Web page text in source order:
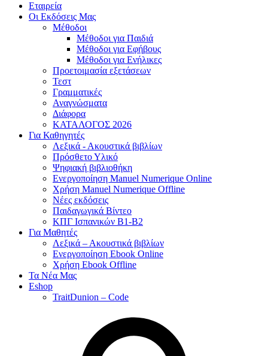
Εταιρεία
Οι Εκδόσεις Μας
Μέθοδοι
Μέθοδοι για Παιδιά
Μέθοδοι για Εφήβους
Μέθοδοι για Ενήλικες
Προετοιμασία εξετάσεων
Τεστ
Γραμματικές
Αναγνώσματα
Διάφορα
ΚΑΤΑΛΟΓΟΣ 2026
Για Καθηγητές
Λεξικά - Ακουστικά βιβλίων
Πρόσθετο Υλικό
Ψηφιακή βιβλιοθήκη
Ενεργοποίηση Manuel Numerique Online
Χρήση Manuel Numerique Offline
Νέες εκδόσεις
Παιδαγωγικά Βίντεο
ΚΠΓ Ισπανικών B1-B2
Για Μαθητές
Λεξικά – Ακουστικά βιβλίων
Ενεργοποίηση Ebook Online
Χρήση Ebook Offline
Τα Νέα Μας
Eshop
TraitDunion – Code